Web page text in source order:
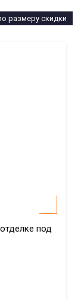
размеру скидки
под